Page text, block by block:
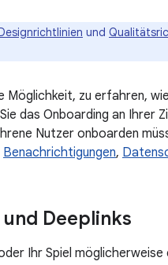
und
zu erfahren,
das Onboarding an Ihrer
Nutzer onboarden
Benachrichtigungen,
Deeplinks
Ihr Spiel möglicherweise